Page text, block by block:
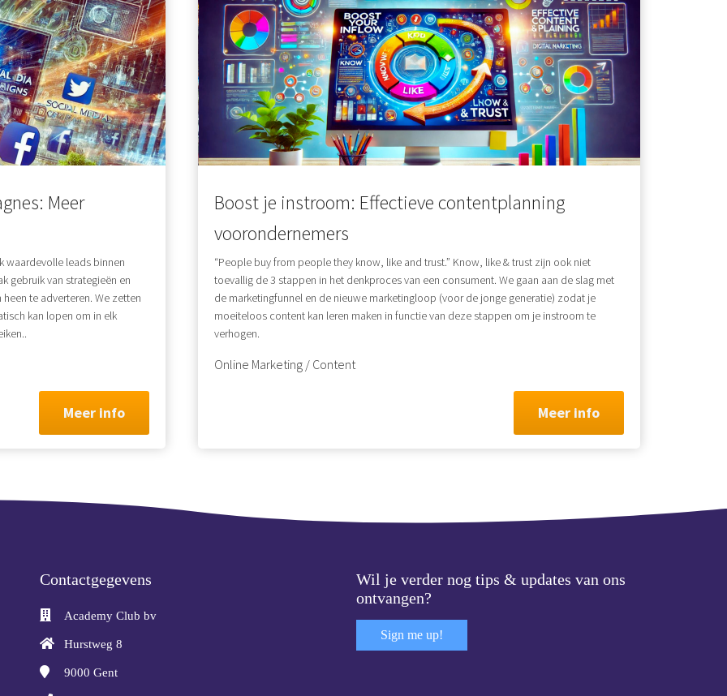
Meer
waardevolle leads binnen
gebruik van strategieën en
te adverteren. We zetten
kan lopen om in elk
Meer info
Boost je instroom: Effectieve contentplanning
voorondernemers
“People buy from people they know, like and trust.” Know, like & trust zijn ook niet
toevallig de 3 stappen in het denkproces van een consument. We gaan aan de slag met
de marketingfunnel en de nieuwe marketingloop (voor de jonge generatie) zodat je
moeiteloos content kan leren maken in functie van deze stappen om je instroom te
verhogen.
Online Marketing / Content
Meer info
Contactgegevens
Academy Club bv
Hurstweg 8
9000 Gent
Wil je verder nog tips & updates van ons
ontvangen?
Sign me up!